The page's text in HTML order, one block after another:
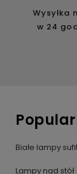
Wysyłka
w 24
Białe lampy
Lampy nad stół